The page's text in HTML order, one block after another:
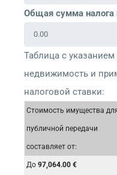
Общая сумма налога
Таблица с
недвижимость и
налоговой ставки:
Стоимость имущества
публичной передачи
составляет от:
До 97,064.00 €